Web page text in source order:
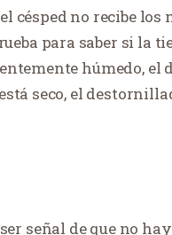
césped no recibe
para saber si la
húmedo, el
seco, el
señal de que no